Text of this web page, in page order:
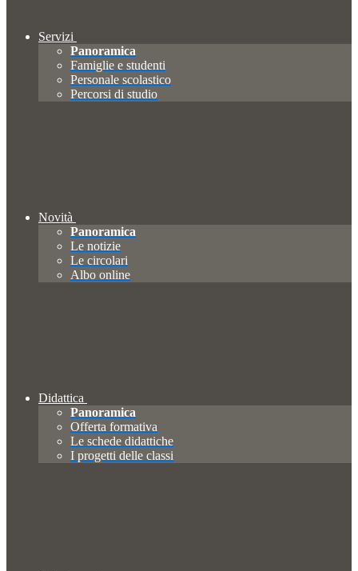
Servizi
Panoramica
Famiglie e studenti
Personale scolastico
Percorsi di studio
Novità
Panoramica
Le notizie
Le circolari
Albo online
Didattica
Panoramica
Offerta formativa
Le schede didattiche
I progetti delle classi